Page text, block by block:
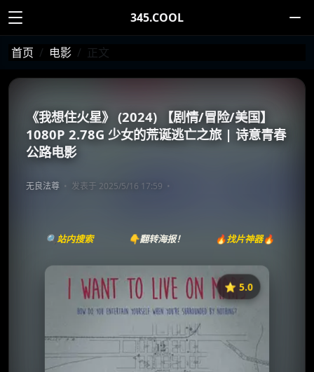
345.COOL
首页 电影 正文
《我想住火星》 (2024) 【剧情/冒险/美国】
1080P 2.78G 少女的荒诞逃亡之旅 | 诗意青春
公路电影
无良法尊 发表于 2025/5/16 17:59
🔍站内搜索 👇翻转海报！ 🔥找片神器🔥
⭐️ 5.0
《我想住火星》
收藏
⭐️ 评分：5.0 | 🎬 2023年
夸克网盘